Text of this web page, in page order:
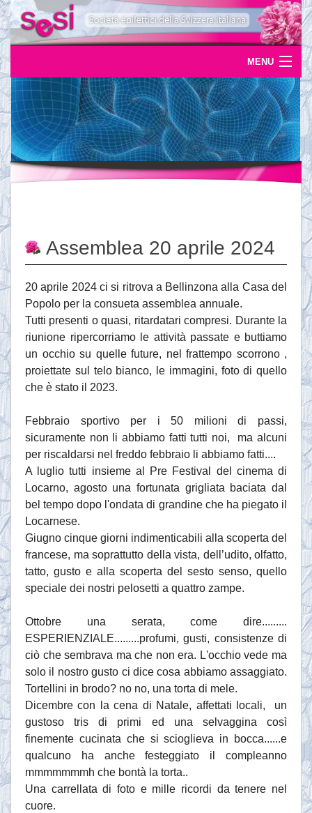
MENU
Home
Uscite
Eventi
News
Servizi
Documentazione
Ordinazioni
Assemblea 20 aprile 2024
20 aprile 2024 ci si ritrova a Bellinzona alla Casa del
Popolo per la consueta assemblea annuale.
Tutti presenti o quasi, ritardatari compresi. Durante la
riunione ripercorriamo le attività passate e buttiamo
un occhio su quelle future, nel frattempo scorrono ,
proiettate sul telo bianco, le immagini, foto di quello
che è stato il 2023.
Febbraio sportivo per i 50 milioni di passi,
sicuramente non li abbiamo fatti tutti noi, ma alcuni
per riscaldarsi nel freddo febbraio li abbiamo fatti....
A luglio tutti insieme al Pre Festival del cinema di
Locarno, agosto una fortunata grigliata baciata dal
bel tempo dopo l'ondata di grandine che ha piegato il
Locarnese.
Giugno cinque giorni indimenticabili alla scoperta del
francese, ma soprattutto della vista, dell’udito, olfatto,
tatto, gusto e alla scoperta del sesto senso, quello
speciale dei nostri pelosetti a quattro zampe.
Ottobre una serata, come dire.........
ESPERIENZIALE.........profumi, gusti, consistenze di
ciò che sembrava ma che non era. L'occhio vede ma
solo il nostro gusto ci dice cosa abbiamo assaggiato.
Tortellini in brodo? no no, una torta di mele.
Dicembre con la cena di Natale, affettati locali, un
gustoso tris di primi ed una selvaggina così
finemente cucinata che si scioglieva in bocca......e
qualcuno ha anche festeggiato il compleanno
mmmmmmmh che bontà la torta..
Una carrellata di foto e mille ricordi da tenere nel
cuore.